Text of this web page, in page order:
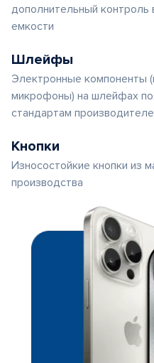
дополнительный контроль
емкости
Шлейфы
Электронные компоненты
микрофоны) на шлейфах
стандартам
Кнопки
Износостойкие кнопки из
производства